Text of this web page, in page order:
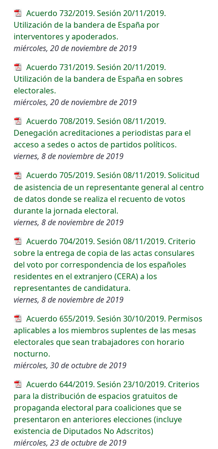
Acuerdo 732/2019. Sesión 20/11/2019.
Utilización de la bandera de España por
interventores y apoderados.
miércoles, 20 de noviembre de 2019
Acuerdo 731/2019. Sesión 20/11/2019.
Utilización de la bandera de España en sobres
electorales.
miércoles, 20 de noviembre de 2019
Acuerdo 708/2019. Sesión 08/11/2019.
Denegación acreditaciones a periodistas para el
acceso a sedes o actos de partidos políticos.
viernes, 8 de noviembre de 2019
Acuerdo 705/2019. Sesión 08/11/2019. Solicitud
de asistencia de un representante general al centro
de datos donde se realiza el recuento de votos
durante la jornada electoral.
viernes, 8 de noviembre de 2019
Acuerdo 704/2019. Sesión 08/11/2019. Criterio
sobre la entrega de copia de las actas consulares
del voto por correspondencia de los españoles
residentes en el extranjero (CERA) a los
representantes de candidatura.
viernes, 8 de noviembre de 2019
Acuerdo 655/2019. Sesión 30/10/2019. Permisos
aplicables a los miembros suplentes de las mesas
electorales que sean trabajadores con horario
nocturno.
miércoles, 30 de octubre de 2019
Acuerdo 644/2019. Sesión 23/10/2019. Criterios
para la distribución de espacios gratuitos de
propaganda electoral para coaliciones que se
presentaron en anteriores elecciones (incluye
existencia de Diputados No Adscritos)
miércoles, 23 de octubre de 2019